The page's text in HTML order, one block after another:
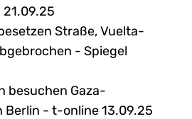
Straße, Vuelta-
- Spiegel
besuchen Gaza-
Berlin - t-online 13.09.25